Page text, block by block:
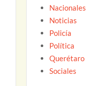
Nacionales
Noticias
Policía
Política
Querétaro
Sociales